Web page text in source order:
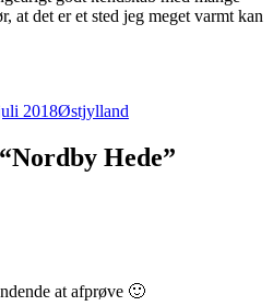
at det er et sted jeg meget varmt kan
2018Østjylland
Hede”
at afprøve 🙂